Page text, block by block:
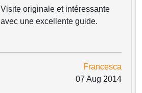
Visite originale et intéressante
avec une excellente guide.
Francesca
07 Aug 2014